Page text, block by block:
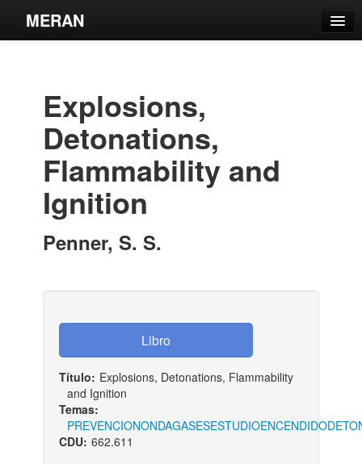
MERAN
Estantes Virtuales
Contacto
Iniciar sesión
Explosions,
Detonations,
Flammability and
Ignition
Penner, S. S.
Título: Explosions, Detonations, Flammability
and Ignition
Temas:
PREVENCIONONDAGASESESTUDIOENCENDIDO
CDU: 662.611